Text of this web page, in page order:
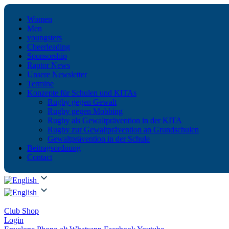
Women
Men
youngsters
Cheerleading
Sponsorship
Raptor News
Unsere Newsletter
Termine
Konzepte für Schulen und KITAs
Rugby gegen Gewalt
Rugby gegen Mobbing
Rugby als Gewaltprävention in der KITA
Rugby zur Gewaltprävention an Grundschulen
Gewaltprävention in der Schule
Beitragsordnung
Contact
Club Shop
Login